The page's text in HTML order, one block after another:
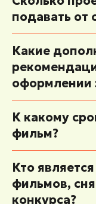
подавать от
Какие
оформлении
К какому
фильм?
Кто
фильмов,
конкурса?